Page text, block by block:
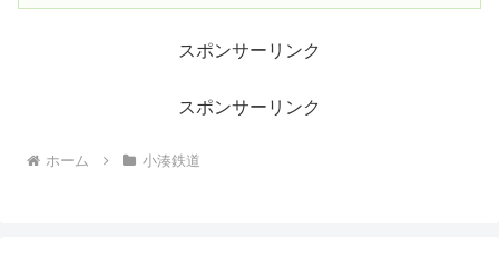
スポンサーリンク
スポンサーリンク
ホーム 小湊鉄道